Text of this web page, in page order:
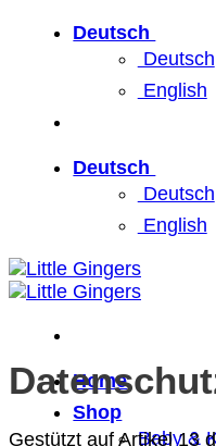
Deutsch
Deutsch
English
Deutsch
Deutsch
English
Home
Shop
Baby &
Gestützt auf Artikel 13